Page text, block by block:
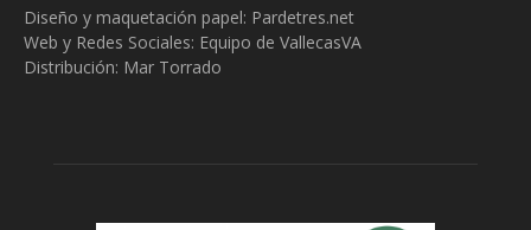
Diseño y maquetación papel: Pardetres.net
Web y Redes Sociales: Equipo de VallecasVA
Distribución: Mar Torrado